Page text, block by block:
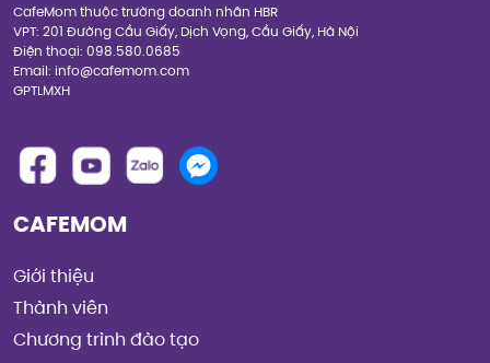
CafeMom thuộc trường doanh nhân HBR
VPT: 201 Đường Cầu Giấy, Dịch Vọng, Cầu Giấy, Hà Nội
Điện thoại: 098.580.0685
Email: info@cafemom.com
GPTLMXH
CAFEMOM
Giới thiệu
Thành viên
Chương trình đào tạo